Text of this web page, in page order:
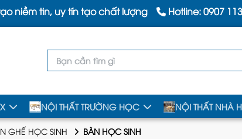
niềm tin, uy tín tạo chất lượng Hotline:0907
NỘI THẤT TRƯỜNG HỌC NỘI THẤT NHÀ
GHẾ HỌC SINH BÀN HỌC SINH